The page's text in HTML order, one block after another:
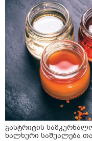
გასტრიტის
ხალხური საშუალება